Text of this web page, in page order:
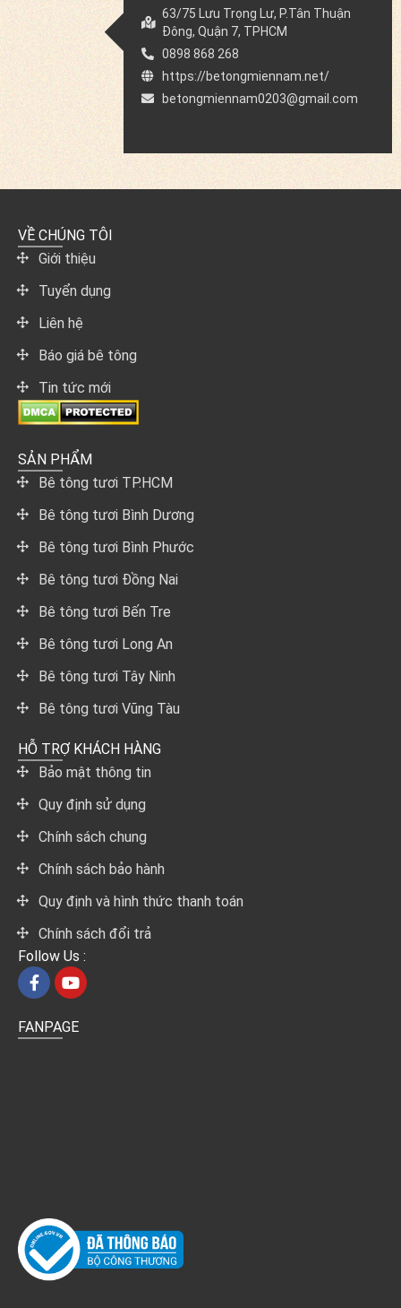
63/75 Lưu Trọng Lư, P.Tân Thuận
Đông, Quận 7, TPHCM
0898 868 268
https://betongmiennam.net/
betongmiennam0203@gmail.com
VỀ CHÚNG TÔI
Giới thiệu
Tuyển dụng
Liên hệ
Báo giá bê tông
Tin tức mới
SẢN PHẨM
Bê tông tươi TP.HCM
Bê tông tươi Bình Dương
Bê tông tươi Bình Phước
Bê tông tươi Đồng Nai
Bê tông tươi Bến Tre
Bê tông tươi Long An
Bê tông tươi Tây Ninh
Bê tông tươi Vũng Tàu
HỖ TRỢ KHÁCH HÀNG
Bảo mật thông tin
Quy định sử dụng
Chính sách chung
Chính sách bảo hành
Quy định và hình thức thanh toán
Chính sách đổi trả
Follow Us :
FANPAGE